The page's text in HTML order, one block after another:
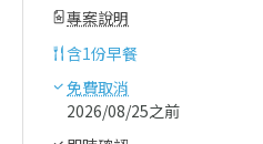
專案說明
含1份早餐
免費取消
2026/08/25之前